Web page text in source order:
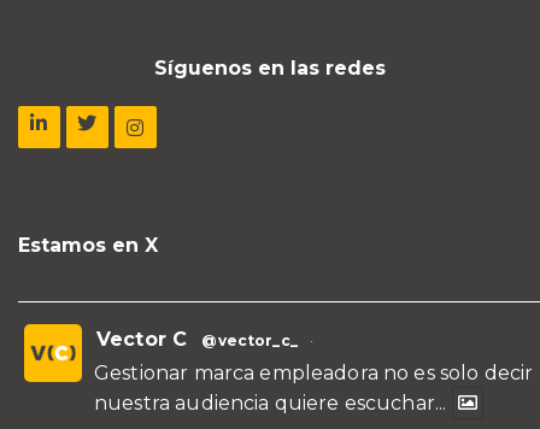
Síguenos en las redes
Estamos en X
Vector C @vector_c_ ·
Gestionar marca empleadora no es solo
nuestra audiencia quiere escuchar...